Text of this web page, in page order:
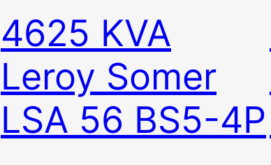
4625 KVA
Leroy Somer
LSA 56 BS5-4P